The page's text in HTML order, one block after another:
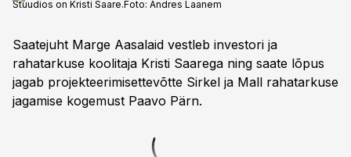
Stuudios on Kristi Saare.Foto: Andres Laanem
Saatejuht Marge Aasalaid vestleb investori ja
rahatarkuse koolitaja Kristi Saarega ning saate lõpus
jagab projekteerimisettevõtte Sirkel ja Mall rahatarkuse
jagamise kogemust Paavo Pärn.